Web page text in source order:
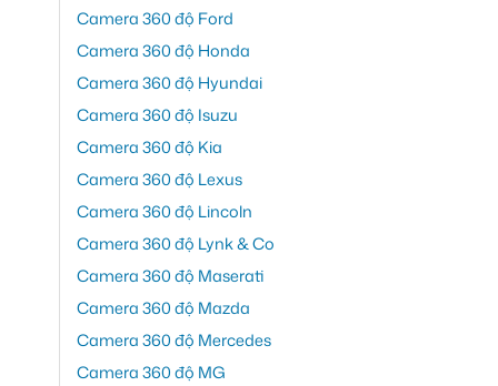
Camera 360 độ Ford
Camera 360 độ Honda
Camera 360 độ Hyundai
Camera 360 độ Isuzu
Camera 360 độ Kia
Camera 360 độ Lexus
Camera 360 độ Lincoln
Camera 360 độ Lynk & Co
Camera 360 độ Maserati
Camera 360 độ Mazda
Camera 360 độ Mercedes
Camera 360 độ MG